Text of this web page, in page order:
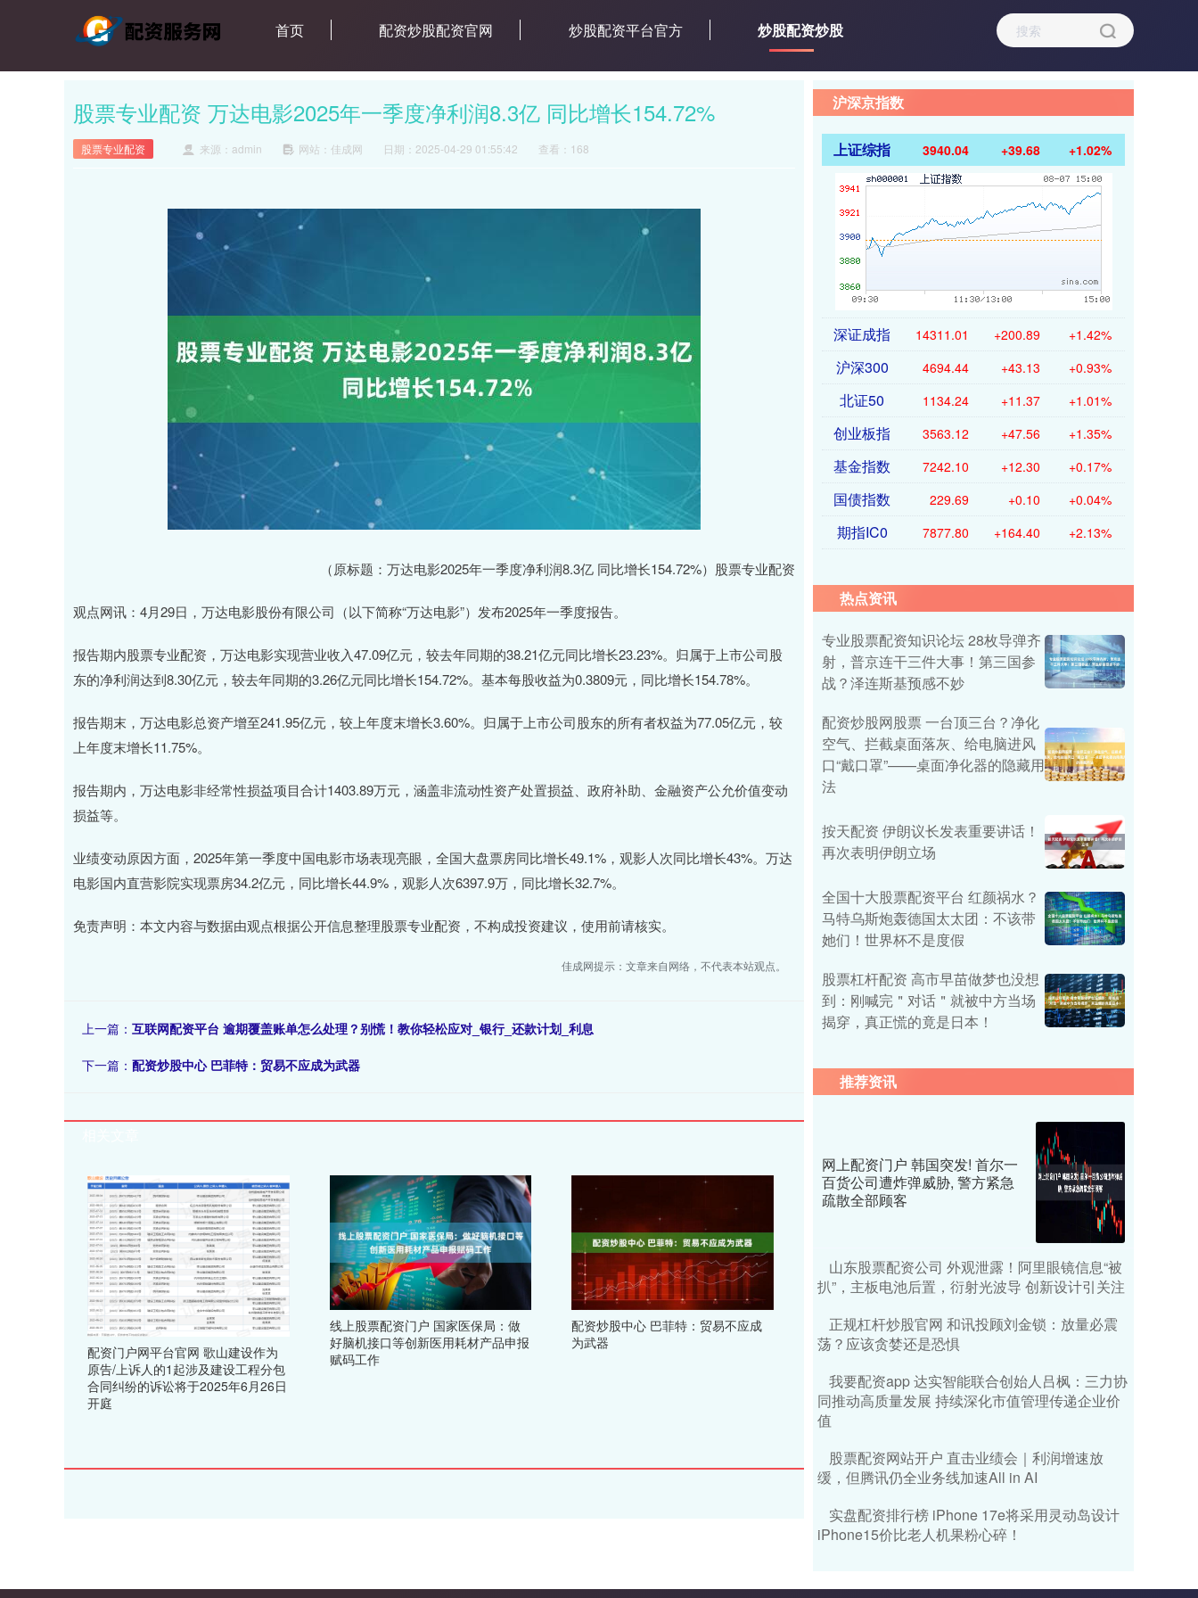
首页 配资炒股配资官网 炒股配资平台官方 炒股配资炒股
股票专业配资 万达电影2025年一季度净利润8.3亿 同比增长154.72%
股票专业配资 来源：admin 网站：佳成网 日期：2025-04-29 01:55:42 查看：168
（原标题：万达电影2025年一季度净利润8.3亿 同比增长154.72%）股票专业配资
观点网讯：4月29日，万达电影股份有限公司（以下简称“万达电影”）发布2025年一季度报告。
报告期内股票专业配资，万达电影实现营业收入47.09亿元，较去年同期的38.21亿元同比增长23.23%。归属于上市公司股
东的净利润达到8.30亿元，较去年同期的3.26亿元同比增长154.72%。基本每股收益为0.3809元，同比增长154.78%。
报告期末，万达电影总资产增至241.95亿元，较上年度末增长3.60%。归属于上市公司股东的所有者权益为77.05亿元，较
上年度末增长11.75%。
报告期内，万达电影非经常性损益项目合计1403.89万元，涵盖非流动性资产处置损益、政府补助、金融资产公允价值变动
损益等。
业绩变动原因方面，2025年第一季度中国电影市场表现亮眼，全国大盘票房同比增长49.1%，观影人次同比增长43%。万达
电影国内直营影院实现票房34.2亿元，同比增长44.9%，观影人次6397.9万，同比增长32.7%。
免责声明：本文内容与数据由观点根据公开信息整理股票专业配资，不构成投资建议，使用前请核实。
佳成网提示：文章来自网络，不代表本站观点。
上一篇： 互联网配资平台 逾期覆盖账单怎么处理？别慌！教你轻松应对_银行_还款计划_利息
下一篇： 配资炒股中心 巴菲特：贸易不应成为武器
配资门户网平台官网 歌山建设作为
原告/上诉人的1起涉及建设工程分包
合同纠纷的诉讼将于2025年6月26日
开庭
线上股票配资门户 国家医保局：做
好脑机接口等创新医用耗材产品申报
赋码工作
配资炒股中心 巴菲特：贸易不应成
为武器
沪深京指数
上证综指 3940.04 +39.68 +1.02%
深证成指 14311.01 +200.89 +1.42%
沪深300 4694.44 +43.13 +0.93%
北证50 1134.24 +11.37 +1.01%
创业板指 3563.12 +47.56 +1.35%
基金指数 7242.10 +12.30 +0.17%
国债指数 229.69 +0.10 +0.04%
期指IC0 7877.80 +164.40 +2.13%
热点资讯
专业股票配资知识论坛 28枚导弹齐
射，普京连干三件大事！第三国参
战？泽连斯基预感不妙
配资炒股网股票 一台顶三台？净化
空气、拦截桌面落灰、给电脑进风
口“戴口罩”——桌面净化器的隐藏用
法
按天配资 伊朗议长发表重要讲话！
再次表明伊朗立场
全国十大股票配资平台 红颜祸水？
马特乌斯炮轰德国太太团：不该带
她们！世界杯不是度假
股票杠杆配资 高市早苗做梦也没想
到：刚喊完＂对话＂就被中方当场
揭穿，真正慌的竟是日本！
推荐资讯
网上配资门户 韩国突发! 首尔一
百货公司遭炸弹威胁, 警方紧急
疏散全部顾客
山东股票配资公司 外观泄露！阿里眼镜信息“被
扒”，主板电池后置，衍射光波导 创新设计引关注
正规杠杆炒股官网 和讯投顾刘金锁：放量必震
荡？应该贪婪还是恐惧
我要配资app 达实智能联合创始人吕枫：三力协
同推动高质量发展 持续深化市值管理传递企业价
值
股票配资网站开户 直击业绩会｜利润增速放
缓，但腾讯仍全业务线加速All in AI
实盘配资排行榜 iPhone 17e将采用灵动岛设计
iPhone15价比老人机果粉心碎！